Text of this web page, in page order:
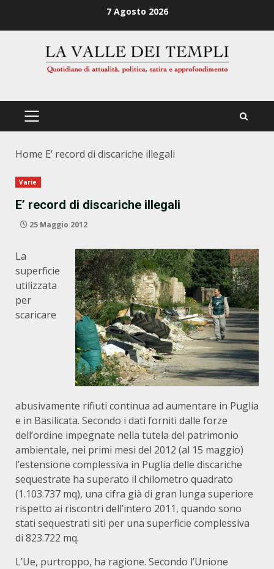
7 Agosto 2026
PRIMÄRES
Home E’ record di discariche illegali
Varie
E’ record di discariche illegali
25 Maggio 2012
La
superficie
utilizzata
per
scaricare
abusivamente rifiuti continua ad aumentare in Puglia
e in Basilicata. Secondo i dati forniti dalle forze
dell’ordine impegnate nella tutela del patrimonio
ambientale, nei primi mesi del 2012 (al 15 maggio)
l’estensione complessiva in Puglia delle discariche
sequestrate ha superato il chilometro quadrato
(1.103.737 mq), una cifra già di gran lunga superiore
rispetto ai riscontri dell’intero 2011, quando sono
stati sequestrati siti per una superficie complessiva
di 823.722 mq.
L’Ue, purtroppo, ha ragione. Secondo l’Unione